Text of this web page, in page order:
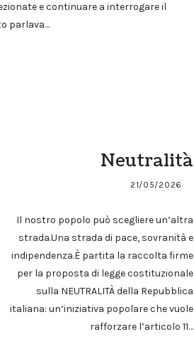
e continuare a interrogare il
parlava…
Neutralità
21/05/2026
Il nostro popolo può scegliere un’altra
strada.Una strada di pace, sovranità e
indipendenza.È partita la raccolta firme
per la proposta di legge costituzionale
sulla NEUTRALITÀ della Repubblica
italiana: un’iniziativa popolare che vuole
rafforzare l’articolo 11…